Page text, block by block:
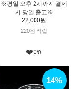
※평일 오후 2시까지 결제
시 당일 출고※
22,000원
220원 적립
0
14%